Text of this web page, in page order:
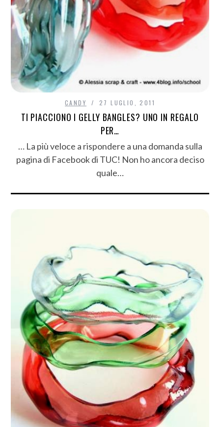
CANDY 27 LUGLIO, 2011
TI PIACCIONO I GELLY BANGLES? UNO IN REGALO
PER…
… La più veloce a rispondere a una domanda sulla
pagina di Facebook di TUC! Non ho ancora deciso
quale…